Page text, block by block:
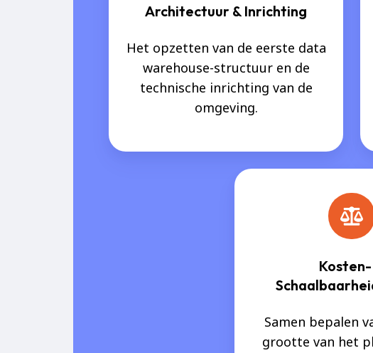
Architectuur & Inrichting
Het opzetten van de eerste data
warehouse-structuur en de
technische inrichting van de
omgeving.
Samen bepalen
grootte van het